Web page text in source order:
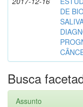
DE
Busca
Assunto